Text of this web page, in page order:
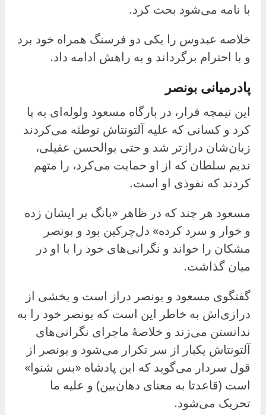
با نامه می‌شود بحث کرد.
خلاصه عبدوس را یکی دو فرسنگ همراه خود برد
و با احترام برگرداند و به راهش ادامه داد.
پادرمیانی بونصر
این نیمچه فرار، در بارگاه مسعود ولوله‌ای به پا
کرد و کسانی که علیه آلتونتاش توطئه می‌کردند
زبان‌شان درازتر شد و حتی بوالحسن عقیلی،
ندیم سلطان که از او حمایت می‌کرد، را متهم
کردند که نفوذی او است.
مسعود هر چند که در ظاهر «بانگ بر ایشان زده
و خوار و سرد کرده» دل‌چرکین بود و بونصر
مشکان را خواند و نگرانی‌های خود را با او در
میان گذاشت.
گفتگوی مسعود و بونصر دراز است و بخشی از
درازی‌اش به خاطر این است که بونصر خود را به
ندانستن می‌زند و خلاصهٔ ماجرای نگرانی‌های
آلتونتاش یکبار از سر تکرار می‌شود و بونصر از
قول سردار می‌گوید که این پادشاه «بس شنوا»
است (قاعدتا به معنای دهان‌بین) و علیه ما
تحریک می‌شود.